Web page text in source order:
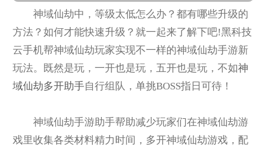
神域仙劫中，等级太低怎么办？都有哪些升级的
方法？如何才能快速升级？就一起来了解下吧!黑科技
云手机帮神域仙劫玩家实现不一样的神域仙劫手游新
玩法。既然是玩，一开也是玩，五开也是玩，不如神
域仙劫多开助手自行组队，单挑BOSS指日可待！
神域仙劫手游助手帮助减少玩家们在神域仙劫游
戏里收集各类材料精力时间，多开神域仙劫游戏，配